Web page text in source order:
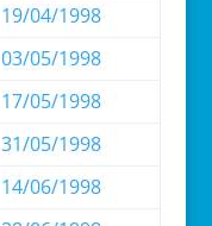
19/04/1998
03/05/1998
17/05/1998
31/05/1998
14/06/1998